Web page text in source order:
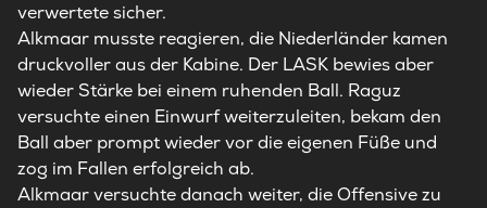
verwertete sicher.
Alkmaar musste reagieren, die Niederländer kamen
druckvoller aus der Kabine. Der LASK bewies aber
wieder Stärke bei einem ruhenden Ball. Raguz
versuchte einen Einwurf weiterzuleiten, bekam den
Ball aber prompt wieder vor die eigenen Füße und
zog im Fallen erfolgreich ab.
Alkmaar versuchte danach weiter, die Offensive zu